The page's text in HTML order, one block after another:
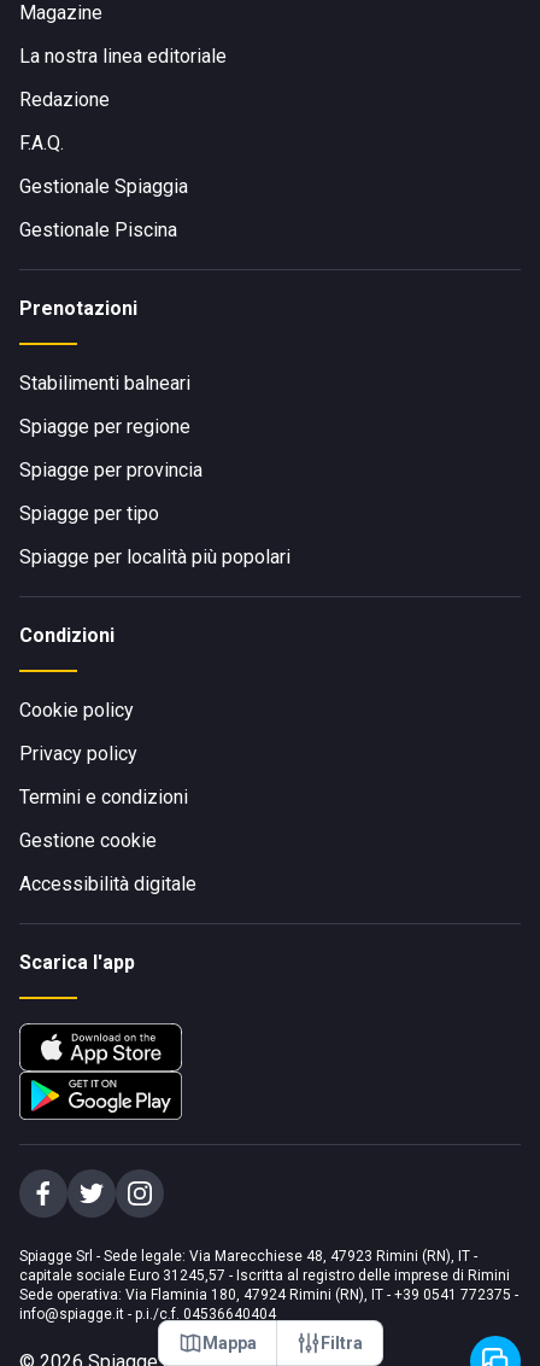
Mappa Filtra
Magazine
La nostra linea editoriale
Redazione
F.A.Q.
Gestionale Spiaggia
Gestionale Piscina
Prenotazioni
Stabilimenti balneari
Spiagge per regione
Spiagge per provincia
Spiagge per tipo
Spiagge per località più popolari
Condizioni
Cookie policy
Privacy policy
Termini e condizioni
Gestione cookie
Accessibilità digitale
Scarica l'app
Spiagge Srl - Sede legale: Via Marecchiese 48, 47923 Rimini (RN), IT -
capitale sociale Euro 31245,57 - Iscritta al registro delle imprese di Rimini
Sede operativa: Via Flaminia 180, 47924 Rimini (RN), IT - +39 0541 772375 -
info@spiagge.it - p.i./c.f. 04536640404